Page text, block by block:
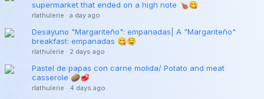
supermarket that ended on a high note 🍗😋
rlathulerie · a day ago
Desayuno "Margariteño": empanadas| A "Margariteño"
breakfast: empanadas 😋🤤
rlathulerie · 2 days ago
Pastel de papas con carne molida/ Potato and meat
casserole 🥔🥩
rlathulerie · 4 days ago